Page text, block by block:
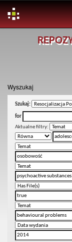
Wyszukaj
Szukaj:
for
Aktualne filtry: